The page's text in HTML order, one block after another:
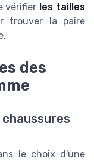
vérifier les tailles
trouver la paire
des
le choix d'une